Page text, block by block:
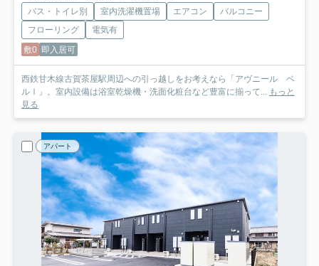
バス・トイレ別 室内洗濯機置場 エアコン
バルコニー
フローリング
電気有
敷0 即入居可
西鉄甘木線古賀茶屋駅周辺への引っ越しをお考えなら「アヴニール ベ
ルⅠ」。室内設備は浴室乾燥機・洗面化粧台など豊富に揃って... もっと
見る
アパート